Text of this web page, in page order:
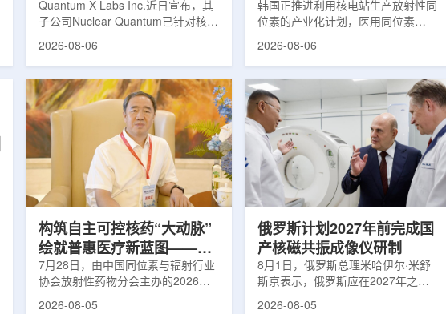
拟
Quantum X Labs Inc.近日宣布，其
子公司Nuclear Quantum已针对核工
业计算模拟中的一项瓶颈提出新方
算密集型场景。据介绍，传统粒子输
运模拟在核医学系统设计中具有重要
作用，但往往需要大量计算资源，并
伴随较长运行时间，影响研发和优化
效率。Nuclear Quantum此次提出的
技术，旨在把物理输运模型转化为量
子电路，使粒子传播和随机游走动力
学能够直接在量子计算框架中表示和
2026-08-06
业化生产
韩国正推进利用核电站生产放射性同
位素的产业化计划，医用同位素
镥-177(Lu-177)被列为首个商业化目
产，后续还可能将产品范围扩大至
钴-60、氚-3和氦-3等同位素。Lu-
177是当前全球放射性药物市场中应
用较广的治疗性放射性同位素，可用
于前列腺癌、神经内分泌肿瘤等疾病
相关放射性药物。此前，韩国所需
Lu-177完全依赖进口。由于其半衰
期约为6.6天，从生产、运输到药物
2026-08-06
构筑自主可控核药“大动脉”
绘就普惠医疗新蓝图——专
访中国同辐总工程师、中核
集团首席科学家刘蕴韬
7月28日，由中国同位素与辐射行业
协会放射性药物分会主办的2026年
放射性药物创新发展大会在山西省太
2026-08-05
俄罗斯计划2027年前完成国
产核磁共振成像仪研制
8月1日，俄罗斯总理米哈伊尔·米舒
斯京表示，俄罗斯应在2027年之前
完成国产核磁共振成像仪的研制工
2026-08-05